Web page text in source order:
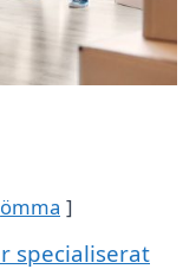
specialiserat